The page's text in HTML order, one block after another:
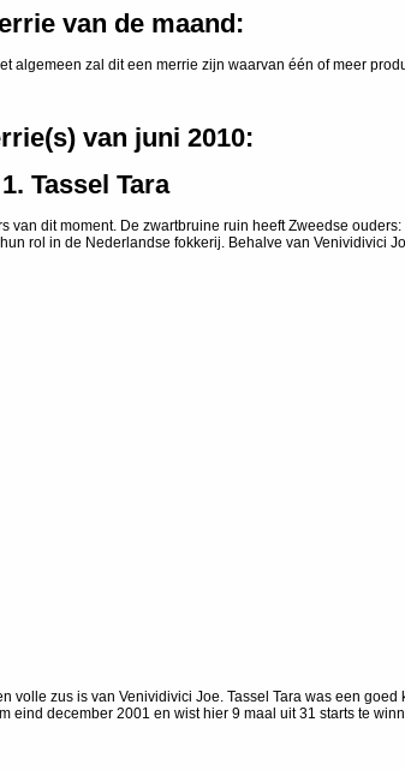
van de maand:
zal dit een merrie zijn waarvan één of meer
van juni 2010:
1. Tassel Tara
dit moment. De zwartbruine ruin heeft Zweedse
rol in de Nederlandse fokkerij. Behalve van Venividivici
volle zus is van Venividivici Joe. Tassel Tara was een
december 2001 en wist hier 9 maal uit 31 starts te